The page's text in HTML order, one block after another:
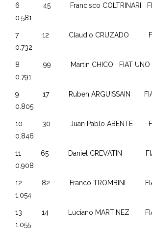
6 45 Francisco COLTRINARI
0.581
7 12 Claudio CRUZADO
0.732
8 99 Martin CHICO
0.791
9 17 Ruben ARGUISSAIN
0.805
10 30 Juan Pablo ABENTE
0.846
11 65 Daniel CREVATIN
0.908
12 82 Franco TROMBINI
1.054
13 14 Luciano MARTINEZ
1.055